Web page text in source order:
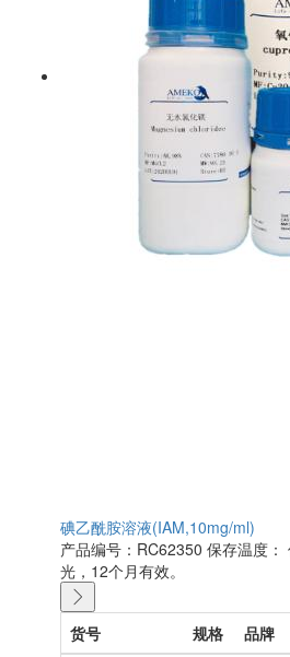
碘乙酰胺溶液(IAM,10mg/ml)
产品编号：RC62350 保存温度
光，12个月有效。
货号 规格 品牌